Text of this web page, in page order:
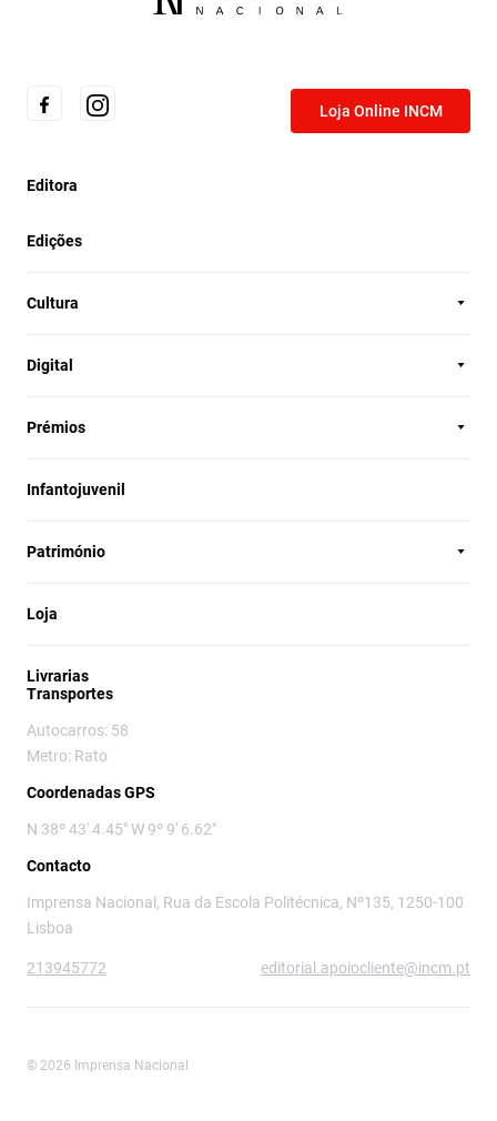
Loja Online INCM
Editora
Edições
Cultura
Digital
Prémios
Infantojuvenil
Património
Loja
Livrarias
Transportes
Autocarros: 58
Metro: Rato
Coordenadas GPS
N 38º 43' 4.45" W 9º 9' 6.62"
Contacto
Imprensa Nacional, Rua da Escola Politécnica, Nº135, 1250-100
Lisboa
213945772 editorial.apoiocliente@incm.pt
© 2026 Imprensa Nacional